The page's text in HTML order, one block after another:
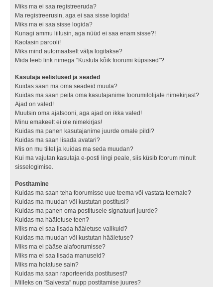
Miks ma ei saa registreeruda?
Ma registreerusin, aga ei saa sisse logida!
Miks ma ei saa sisse logida?
Kunagi ammu liitusin, aga nüüd ei saa enam sisse?!
Kaotasin parooli!
Miks mind automaatselt välja logitakse?
Mida teeb link nimega “Kustuta kõik foorumi küpsised”?
Kasutaja eelistused ja seaded
Kuidas saan ma oma seadeid muuta?
Kuidas ma saan peita oma kasutajanime foorumilolijate nimekirjast?
Ajad on valed!
Muutsin oma ajatsooni, aga ajad on ikka valed!
Minu emakeelt ei ole nimekirjas!
Kuidas ma panen kasutajanime juurde omale pildi?
Kuidas ma saan lisada avatari?
Mis on mu tiitel ja kuidas ma seda muudan?
Kui ma vajutan kasutaja e-posti lingi peale, siis küsib foorum minult
sisselogimise.
Postitamine
Kuidas ma saan teha foorumisse uue teema või vastata teemale?
Kuidas ma muudan või kustutan postitusi?
Kuidas ma panen oma postitusele signatuuri juurde?
Kuidas ma hääletuse teen?
Miks ma ei saa lisada hääletuse valikuid?
Kuidas ma muudan või kustutan hääletuse?
Miks ma ei pääse alafoorumisse?
Miks ma ei saa lisada manuseid?
Miks ma hoiatuse sain?
Kuidas ma saan raporteerida postitusest?
Milleks on “Salvesta” nupp postitamise juures?